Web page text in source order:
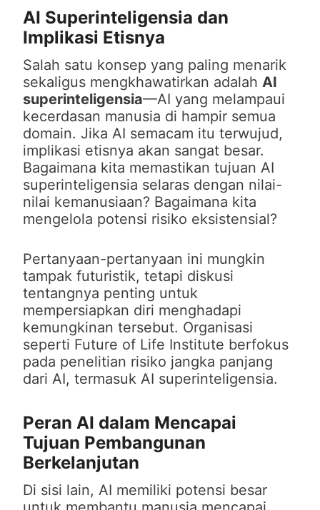
AI Superinteligensia dan
Implikasi Etisnya
Salah satu konsep yang paling menarik
sekaligus mengkhawatirkan adalah AI
superinteligensia—AI yang melampaui
kecerdasan manusia di hampir semua
domain. Jika AI semacam itu terwujud,
implikasi etisnya akan sangat besar.
Bagaimana kita memastikan tujuan AI
superinteligensia selaras dengan nilai-
nilai kemanusiaan? Bagaimana kita
mengelola potensi risiko eksistensial?
Pertanyaan-pertanyaan ini mungkin
tampak futuristik, tetapi diskusi
tentangnya penting untuk
mempersiapkan diri menghadapi
kemungkinan tersebut. Organisasi
seperti Future of Life Institute berfokus
pada penelitian risiko jangka panjang
dari AI, termasuk AI superinteligensia.
Peran AI dalam Mencapai
Tujuan Pembangunan
Berkelanjutan
Di sisi lain, AI memiliki potensi besar